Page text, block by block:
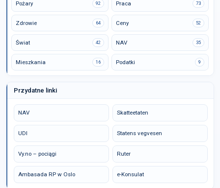
Pożary 92 Praca 73
Zdrowie 64 Ceny 52
Świat 42 NAV 35
Mieszkania 16 Podatki 9
Przydatne linki
NAV Skatteetaten
UDI Statens vegvesen
Vy.no – pociągi Ruter
Ambasada RP w Oslo e-Konsulat